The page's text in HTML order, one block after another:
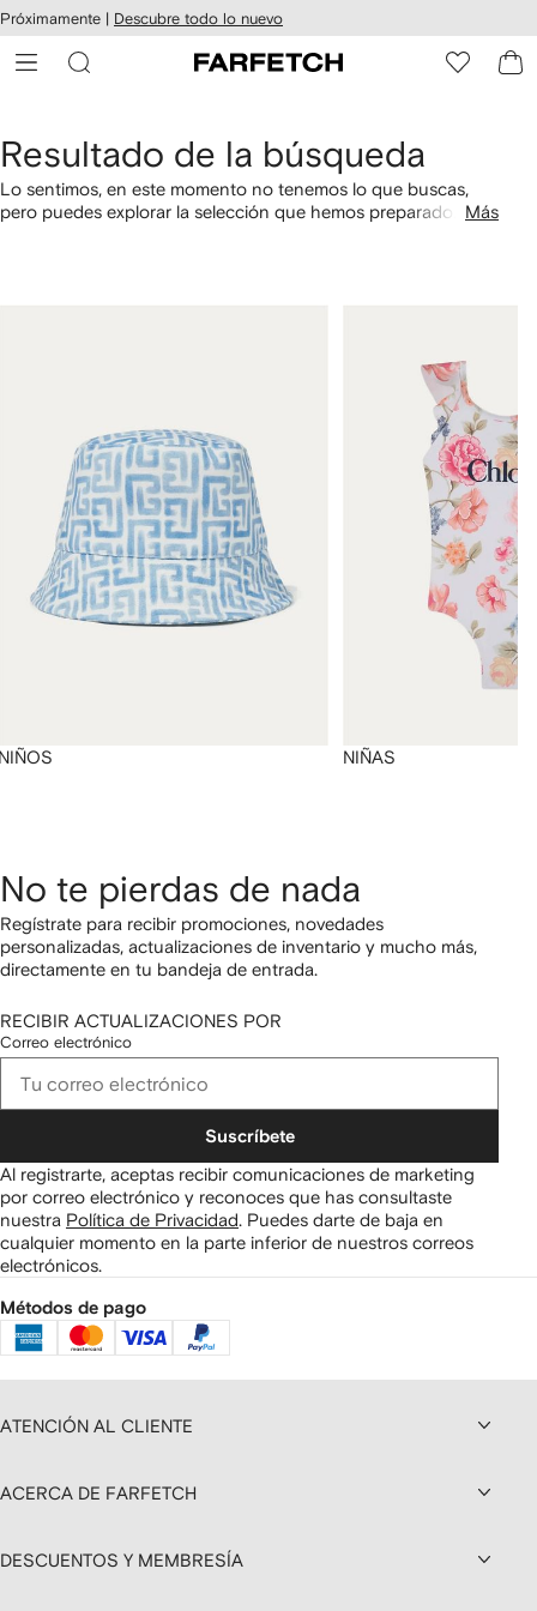
al
Próximamente | Descubre todo lo nuevo
Resultado de la búsqueda
Lo sentimos, en este momento no tenemos lo que buscas,
pero puedes explorar la selección que hemos preparado
Más
NIÑAS
No te pierdas de nada
Regístrate para recibir promociones, novedades
personalizadas, actualizaciones de inventario y mucho más,
directamente en tu bandeja de entrada.
RECIBIR ACTUALIZACIONES POR
Correo electrónico
Suscríbete
Al registrarte, aceptas recibir comunicaciones de marketing
por correo electrónico y reconoces que has consultaste
nuestra Política de Privacidad. Puedes darte de baja en
cualquier momento en la parte inferior de nuestros correos
electrónicos.
Métodos de pago
ATENCIÓN AL CLIENTE
ACERCA DE FARFETCH
DESCUENTOS Y MEMBRESÍA